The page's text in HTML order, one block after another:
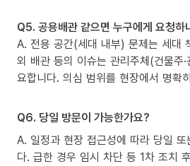
Q5. 공용배관 같으면 누구에게 요청하
A. 전용 공간(세대 내부) 문제는 세대
외 배관 등의 이슈는 관리주체(건물주
요합니다. 의심 범위를 현장에서 명확
Q6. 당일 방문이 가능한가요?
A. 일정과 현장 접근성에 따라 당일
다. 급한 경우 임시 차단 등 1차 조치